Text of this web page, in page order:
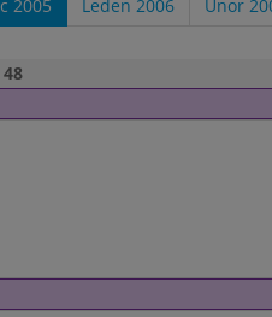
2005 Leden 2006 Únor